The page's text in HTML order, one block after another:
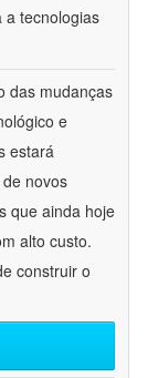
a tecnologias
das mudanças
e
estará
novos
que ainda hoje
alto custo.
construir o